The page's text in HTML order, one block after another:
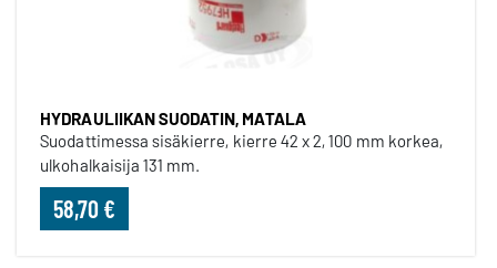
HYDRAULIIKAN SUODATIN, MATALA
Suodattimessa sisäkierre, kierre 42 x 2, 100 mm korkea,
ulkohalkaisija 131 mm.
58,70 €